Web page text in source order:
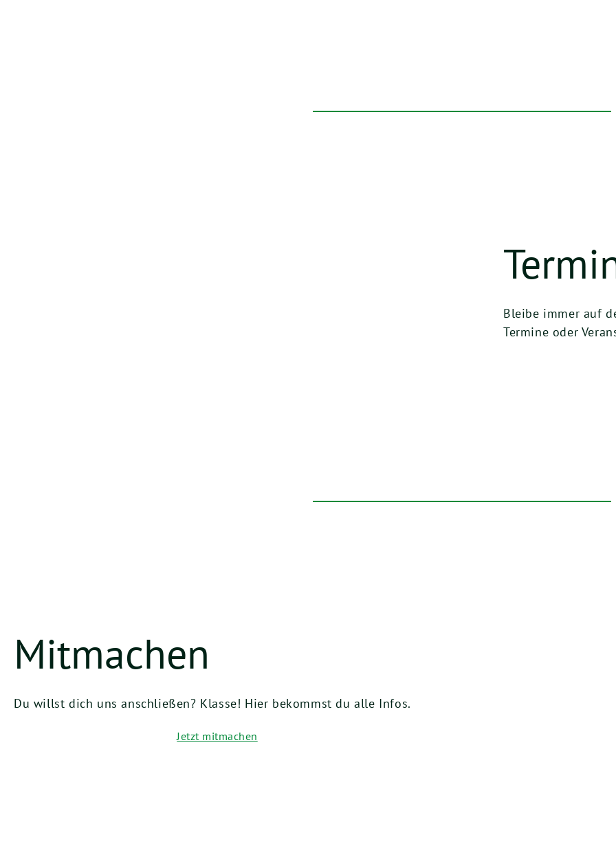
Bleibe immer auf
Termine oder
Mitmachen
Du willst dich uns anschließen? Klasse! Hier bekommst du alle Infos.
Jetzt mitmachen